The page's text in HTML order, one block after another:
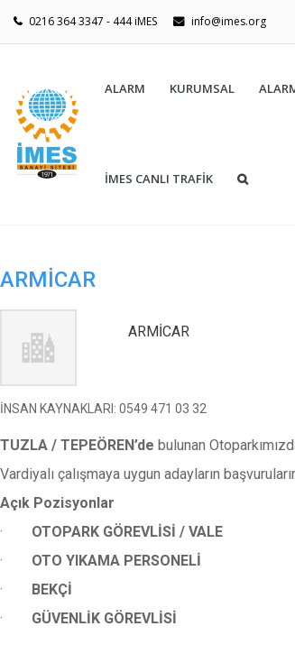
0216 364 3347 - 444 iMES info@imes.org
ALARM KURUMSAL
İMES CANLI TRAFİK
ARMİCAR
ARMİCAR
İNSAN KAYNAKLARI: 0549 471 03 32
TUZLA / TEPEÖREN’de bulunan
Vardiyalı çalışmaya uygun adayların
Açık Pozisyonlar
· OTOPARK GÖREVLİSİ / VALE
· OTO YIKAMA PERSONELİ
· BEKÇİ
· GÜVENLİK GÖREVLİSİ